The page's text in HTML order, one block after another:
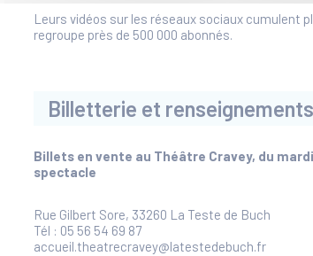
Leurs vidéos sur les réseaux sociaux cumulent
regroupe près de 500 000 abonnés.
Billetterie et renseignements
Billets en vente au Théâtre Cravey, du
spectacle
Rue Gilbert Sore, 33260 La Teste de Buch
Tél : 05 56 54 69 87
accueil.theatrecravey@latestedebuch.fr